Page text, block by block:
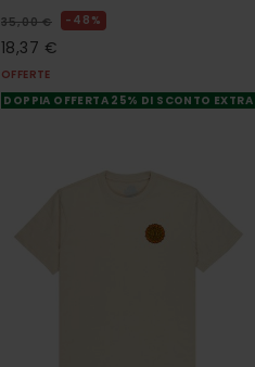
35,00 € 48%
18,37 €
OFFERTE
DOPPIA OFFERTA 25% DI SCONTO EXTRA